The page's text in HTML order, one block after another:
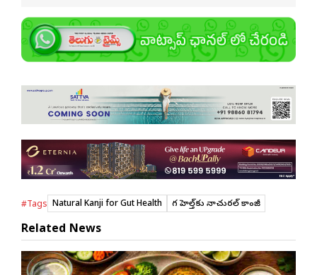
#Tags Natural Kanji for Gut Health గట్ హెల్త్‌కు నాచురల్ కాంజీ
Related News